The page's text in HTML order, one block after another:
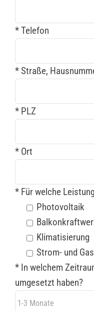
* Telefon
* Straße,
* PLZ
* Ort
* Für welche
Photovoltaik
Klimatisierung
Strom- und
* In welchem
umgesetzt haben?